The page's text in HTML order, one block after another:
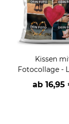
Kissen
Fotocollage -
mit 4 Fotos
gestalten
ab 16,95